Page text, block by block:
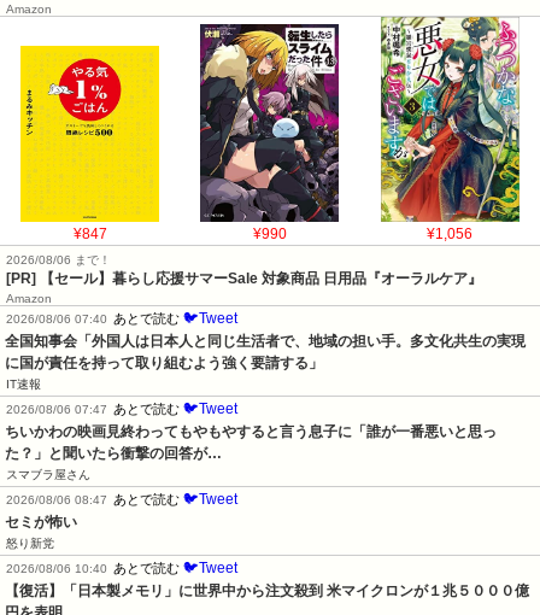
Amazon
¥847 ¥990 ¥1,056
2026/08/06 まで！
[PR] 【セール】暮らし応援サマーSale 対象商品 日用品『オーラルケア』
Amazon
2026/08/06 07:40
あとで読む 🐦Tweet
全国知事会「外国人は日本人と同じ生活者で、地域の担い手。多文化共生の実現
に国が責任を持って取り組むよう強く要請する」
IT速報
2026/08/06 07:47
あとで読む 🐦Tweet
ちいかわの映画見終わってもやもやすると言う息子に「誰が一番悪いと思っ
た？」と聞いたら衝撃の回答が…
スマブラ屋さん
2026/08/06 08:47
あとで読む 🐦Tweet
セミが怖い
怒り新党
2026/08/06 10:40
あとで読む 🐦Tweet
【復活】「日本製メモリ」に世界中から注文殺到 米マイクロンが１兆５０００億